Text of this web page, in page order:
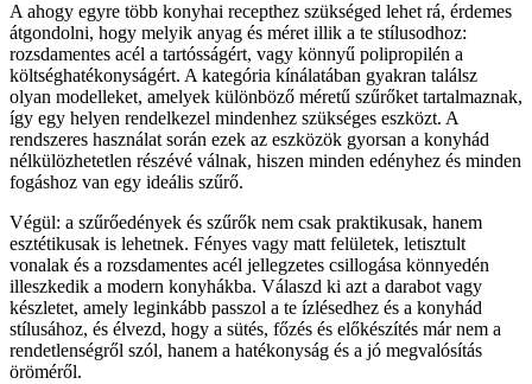
A ahogy egyre több konyhai recepthez szükséged lehet rá, érdemes
átgondolni, hogy melyik anyag és méret illik a te stílusodhoz:
rozsdamentes acél a tartósságért, vagy könnyű polipropilén a
költséghatékonyságért. A kategória kínálatában gyakran találsz
olyan modelleket, amelyek különböző méretű szűrőket tartalmaznak,
így egy helyen rendelkezel mindenhez szükséges eszközt. A
rendszeres használat során ezek az eszközök gyorsan a konyhád
nélkülözhetetlen részévé válnak, hiszen minden edényhez és minden
fogáshoz van egy ideális szűrő.
Végül: a szűrőedények és szűrők nem csak praktikusak, hanem
esztétikusak is lehetnek. Fényes vagy matt felületek, letisztult
vonalak és a rozsdamentes acél jellegzetes csillogása könnyedén
illeszkedik a modern konyhákba. Válaszd ki azt a darabot vagy
készletet, amely leginkább passzol a te ízlésedhez és a konyhád
stílusához, és élvezd, hogy a sütés, főzés és előkészítés már nem a
rendetlenségről szól, hanem a hatékonyság és a jó megvalósítás
öröméről.